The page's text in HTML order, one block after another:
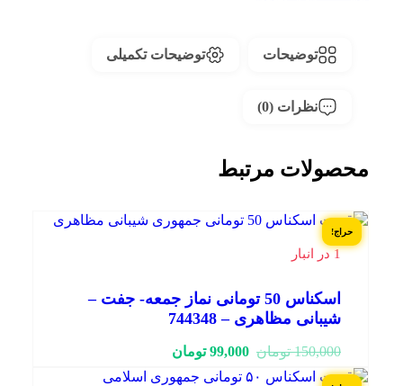
توضیحات توضیحات تکمیلی
نظرات (0)
محصولات مرتبط
حراج!
1 در انبار
اسکناس 50 تومانی نماز جمعه- جفت –
شیبانی مظاهری – 744348
150,000 تومان
قیمت
اصلی:
99,000 تومان
قیمت
فعلی: